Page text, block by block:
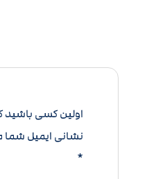
اولین کسی باشید
نشانی ایمیل
*